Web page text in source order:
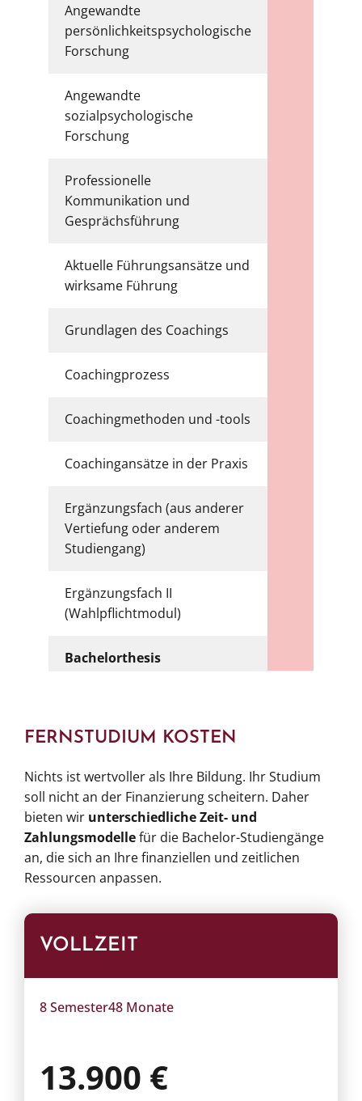
Angewandte
persönlichkeitspsychologische
Forschung
Angewandte
sozialpsychologische
Forschung
Professionelle
Kommunikation und
Gesprächsführung
Aktuelle Führungsansätze und
wirksame Führung
Grundlagen des Coachings
Coachingprozess
Coachingmethoden und -tools
Coachingansätze in der Praxis
Ergänzungsfach (aus anderer
Vertiefung oder anderem
Studiengang)
Ergänzungsfach II
(Wahlpflichtmodul)
Bachelorthesis
FERNSTUDIUM KOSTEN
Nichts ist wertvoller als Ihre Bildung. Ihr Studium
soll nicht an der Finanzierung scheitern. Daher
bieten wir unterschiedliche Zeit- und
Zahlungsmodellefür die Bachelor-Studiengänge
an, die sich an Ihre finanziellen und zeitlichen
Ressourcen anpassen.
VOLLZEIT
8 Semester48 Monate
13.900 €